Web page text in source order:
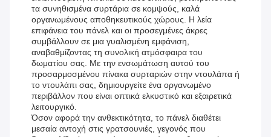
τα συνηθισμένα συρτάρια σε κομψούς, καλά
οργανωμένους αποθηκευτικούς χώρους. Η λεία
επιφάνεια του πάνελ και οι προσεγμένες άκρες
συμβάλλουν σε μια γυαλισμένη εμφάνιση,
αναβαθμίζοντας τη συνολική ατμόσφαιρα του
δωματίου σας. Με την ενσωμάτωση αυτού του
προσαρμοσμένου πίνακα συρταριών στην ντουλάπα ή
το ντουλάπι σας, δημιουργείτε ένα οργανωμένο
περιβάλλον που είναι οπτικά ελκυστικό και εξαιρετικά
λειτουργικό.
Όσον αφορά την ανθεκτικότητα, το πάνελ διαθέτει
μεσαία αντοχή στις γρατσουνιές, γεγονός που